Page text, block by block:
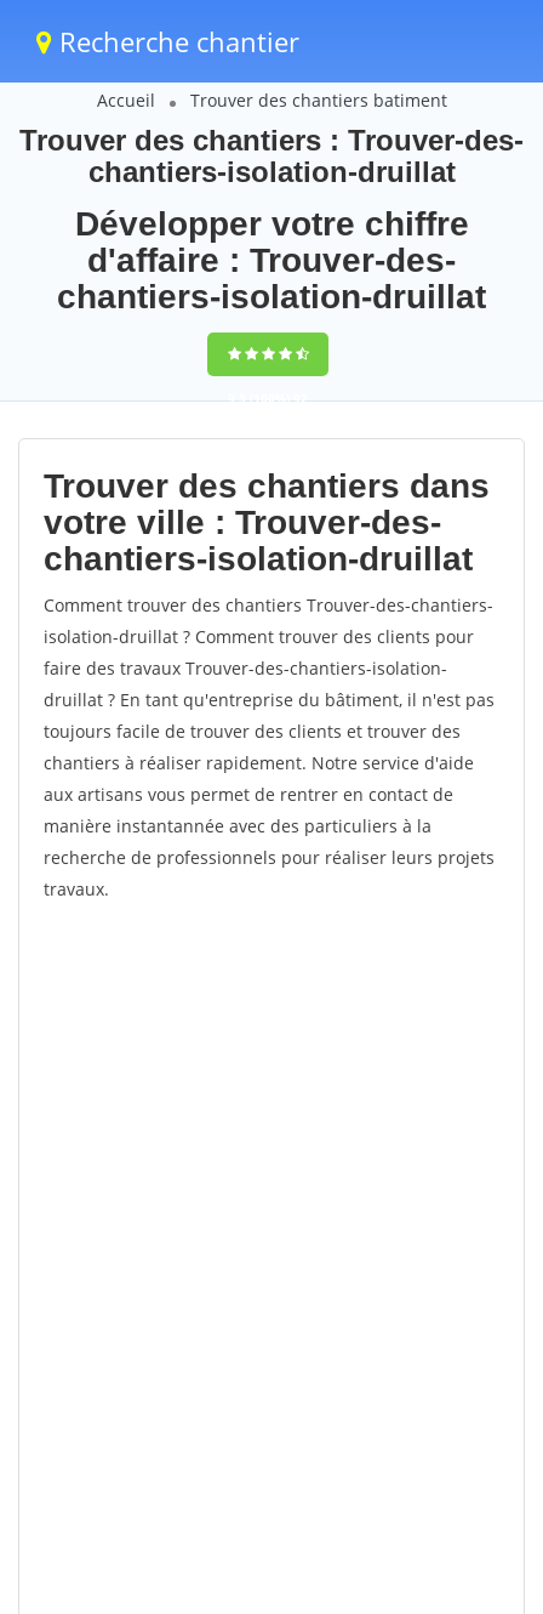
Recherche chantier
Accueil Trouver des chantiers batiment
Trouver des chantiers : Trouver-des-
chantiers-isolation-druillat
Développer votre chiffre
d'affaire : Trouver-des-
chantiers-isolation-druillat
9,5(100%)92
votes
Trouver des chantiers dans
votre ville : Trouver-des-
chantiers-isolation-druillat
Comment trouver des chantiers Trouver-des-chantiers-
isolation-druillat ? Comment trouver des clients pour
faire des travaux Trouver-des-chantiers-isolation-
druillat ? En tant qu'entreprise du bâtiment, il n'est pas
toujours facile de trouver des clients et trouver des
chantiers à réaliser rapidement. Notre service d'aide
aux artisans vous permet de rentrer en contact de
manière instantannée avec des particuliers à la
recherche de professionnels pour réaliser leurs projets
travaux.